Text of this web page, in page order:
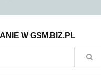
W GSM.BIZ.PL